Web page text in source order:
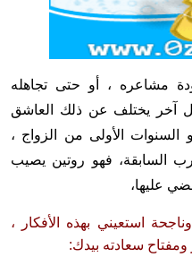
مشاعره ، أو حتى تجاهله
آخر يختلف عن ذلك العاشق
السنوات الأولى من الزواج ،
السابقة، فهو روتين يصيب
عليها،
استعيني بهذه الأفكار ،
سعادته بيدك: